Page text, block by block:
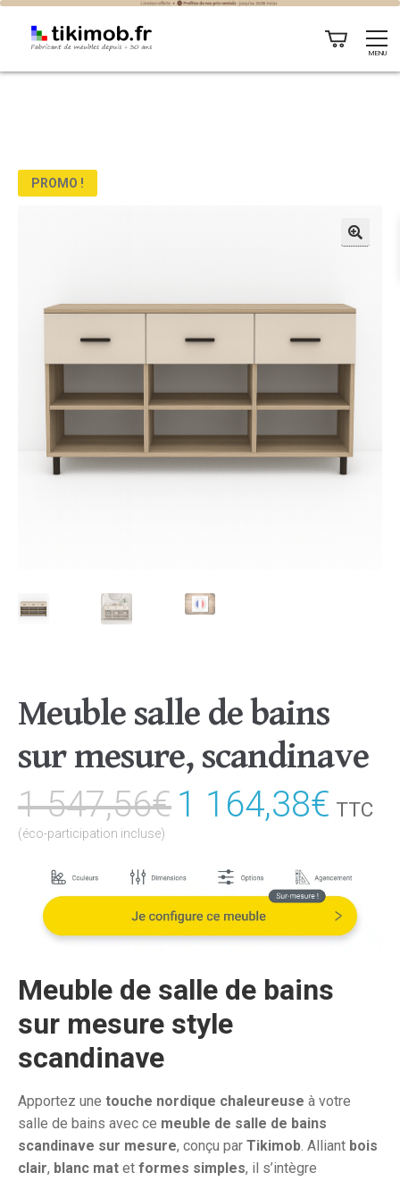
MENU
PROMO !
Meuble salle de bains
sur mesure, scandinave
1 547,56€Le
initial
était :
1
547,56€.
1 164,38€Le
est :
1
TTC
(éco-participation incluse)
Meuble de salle de bains
sur mesure style
scandinave
Apportez une touche nordique chaleureuse à votre
salle de bains avec ce meuble de salle de bains
scandinave sur mesure, conçu par Tikimob. Alliant bois
clair, blanc mat et formes simples, il s’intègre